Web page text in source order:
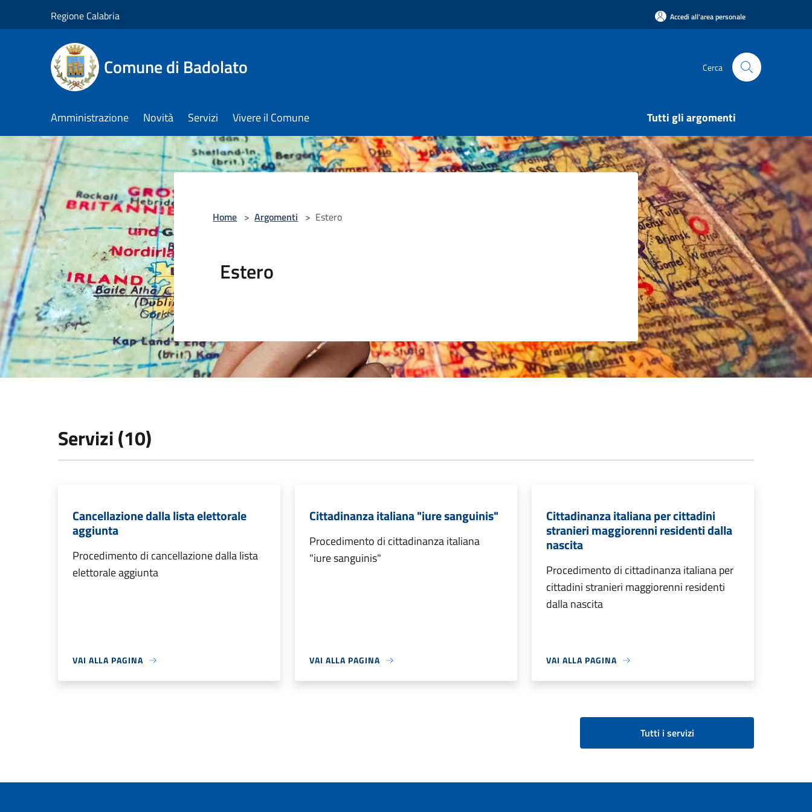
Regione Calabria Accedi all'area personale
Comune di Badolato Cerca
Amministrazione Novità Servizi Vivere il Comune Tutti gli argomenti
Home > Argomenti > Estero
Estero
Servizi (10)
Cancellazione dalla lista elettorale
aggiunta
Procedimento di cancellazione dalla lista
elettorale aggiunta
VAI ALLA PAGINA
Cittadinanza italiana "iure sanguinis"
Procedimento di cittadinanza italiana
"iure sanguinis"
VAI ALLA PAGINA
Cittadinanza italiana per cittadini
stranieri maggiorenni residenti dalla
nascita
Procedimento di cittadinanza italiana per
cittadini stranieri maggiorenni residenti
dalla nascita
VAI ALLA PAGINA
Tutti i servizi